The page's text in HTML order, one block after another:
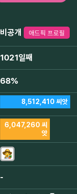
비공개 애드픽 프로필
1021일째
68%
8,512,410 씨앗
6,047,260 씨
앗
-